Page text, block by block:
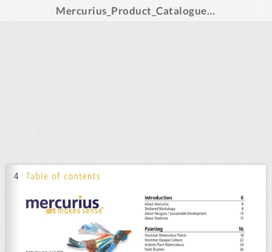
Mercurius_Product_Catalogue_2022_EN_int